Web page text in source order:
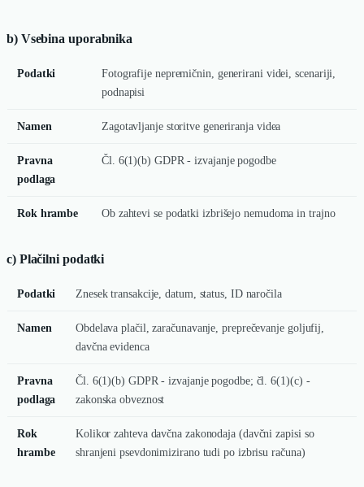
b) Vsebina uporabnika
Podatki
Fotografije nepremičnin, generirani videi, scenariji,
podnapisi
Namen Zagotavljanje storitve generiranja videa
Pravna
podlaga
Čl. 6(1)(b) GDPR - izvajanje pogodbe
Rok hrambe Ob zahtevi se podatki izbrišejo nemudoma in trajno
c) Plačilni podatki
Podatki Znesek transakcije, datum, status, ID naročila
Namen
Obdelava plačil, zaračunavanje, preprečevanje goljufij,
davčna evidenca
Pravna
podlaga
Čl. 6(1)(b) GDPR - izvajanje pogodbe; čl. 6(1)(c) -
zakonska obveznost
Rok
hrambe
Kolikor zahteva davčna zakonodaja (davčni zapisi so
shranjeni psevdonimizirano tudi po izbrisu računa)